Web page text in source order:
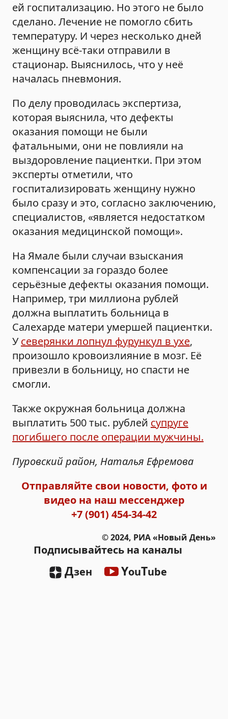
ей госпитализацию. Но этого не было
сделано. Лечение не помогло сбить
температуру. И через несколько дней
женщину всё-таки отправили в
стационар. Выяснилось, что у неё
началась пневмония.
По делу проводилась экспертиза,
которая выяснила, что дефекты
оказания помощи не были
фатальными, они не повлияли на
выздоровление пациентки. При этом
эксперты отметили, что
госпитализировать женщину нужно
было сразу и это, согласно заключению,
специалистов, «является недостатком
оказания медицинской помощи».
На Ямале были случаи взыскания
компенсации за гораздо более
серьёзные дефекты оказания помощи.
Например, три миллиона рублей
должна выплатить больница в
Салехарде матери умершей пациентки.
Усеверянки лопнул фурункул в ухе,
произошло кровоизлияние в мозг. Её
привезли в больницу, но спасти не
смогли.
Также окружная больница должна
выплатить 500 тыс. рублей супруге
погибшего после операции мужчины.
Пуровский район, Наталья Ефремова
Отправляйте свои новости, фото и
видео на наш мессенджер
+7 (901) 454-34-42
© 2024, РИА «Новый День»
Подписывайтесь на каналы
Дзен YouTube